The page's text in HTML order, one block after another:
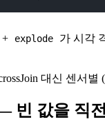
+ explode
가 시각
대신 센서별
빈 값을 직